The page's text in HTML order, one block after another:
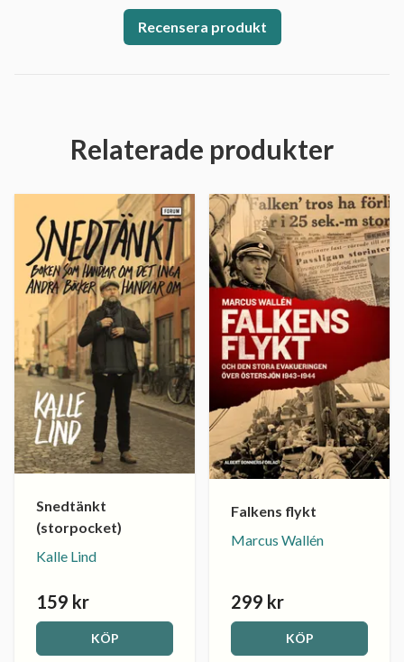
Recensera produkt
Relaterade produkter
Snedtänkt
(storpocket)
Kalle Lind
159 kr
KÖP
Falkens flykt
Marcus Wallén
299 kr
KÖP